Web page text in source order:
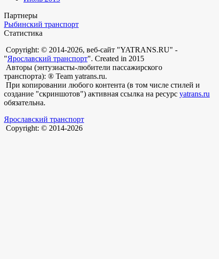
Партнеры
Рыбинский транспорт
Статистика
Copyright: © 2014-2026, веб-сайт "YATRANS.RU" -
"Ярославский транспорт". Created in 2015
Авторы (энтузиасты-любители пассажирского
транспорта): ® Team yatrans.ru.
При копировании любого контента (в том числе стилей и
создание "скриншотов") активная ссылка на ресурс yatrans.ru
обязательна.
Ярославский транспорт
Copyright: © 2014-2026